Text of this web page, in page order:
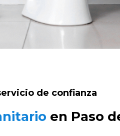
de confianza
en Paso